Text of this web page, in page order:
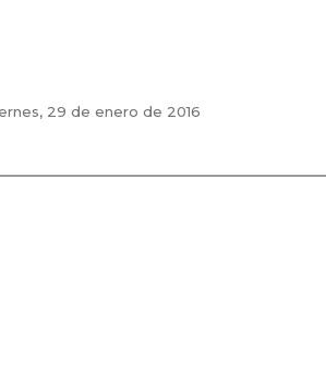
29 de enero de 2016